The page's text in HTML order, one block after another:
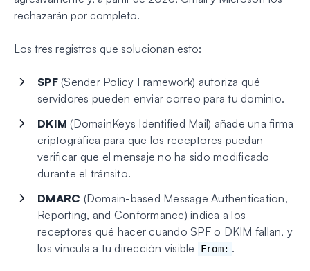
rechazarán por completo.
Los tres registros que solucionan esto:
SPF(Sender Policy Framework) autoriza qué
servidores pueden enviar correo para tu dominio.
DKIM (DomainKeys Identified Mail) añade una firma
criptográfica para que los receptores puedan
verificar que el mensaje no ha sido modificado
durante el tránsito.
DMARC (Domain-based Message Authentication,
Reporting, and Conformance) indica a los
receptores qué hacer cuando SPF o DKIM fallan, y
los vincula a tu dirección visible
From: .